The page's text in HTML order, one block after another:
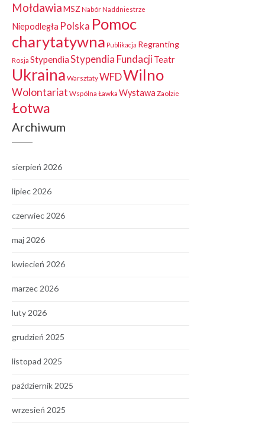
MołdawiaMSZ NabórNaddniestrze
Niepodległa Polska Pomoc
charytatywna Publikacja Regranting
Rosja StypendiaStypendia FundacjiTeatr
Ukraina WarsztatyWFDWilno
Wolontariat Wspólna Ławka Wystawa Zaolzie
Łotwa
Archiwum
sierpień 2026
lipiec 2026
czerwiec 2026
maj 2026
kwiecień 2026
marzec 2026
luty 2026
grudzień 2025
listopad 2025
październik 2025
wrzesień 2025